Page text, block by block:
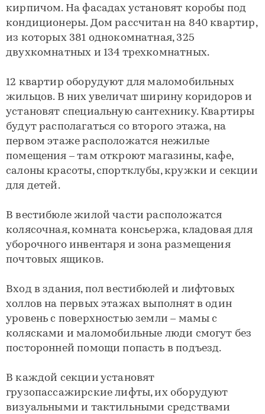
кирпичом. На фасадах установят коробы под
кондиционеры. Дом рассчитан на 840 квартир,
из которых 381 однокомнатная, 325
двухкомнатных и 134 трехкомнатных.
12 квартир оборудуют для маломобильных
жильцов. В них увеличат ширину коридоров и
установят специальную сантехнику. Квартиры
будут располагаться со второго этажа, на
первом этаже расположатся нежилые
помещения – там откроют магазины, кафе,
салоны красоты, спортклубы, кружки и секции
для детей.
В вестибюле жилой части расположатся
колясочная, комната консьержа, кладовая для
уборочного инвентаря и зона размещения
почтовых ящиков.
Вход в здания, пол вестибюлей и лифтовых
холлов на первых этажах выполнят в один
уровень с поверхностью земли – мамы с
колясками и маломобильные люди смогут без
посторонней помощи попасть в подъезд.
В каждой секции установят
грузопассажирские лифты, их оборудуют
визуальными и тактильными средствами